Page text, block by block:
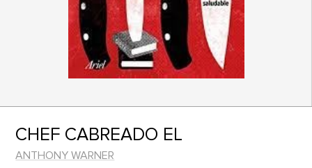
CHEF CABREADO EL
ANTHONY WARNER